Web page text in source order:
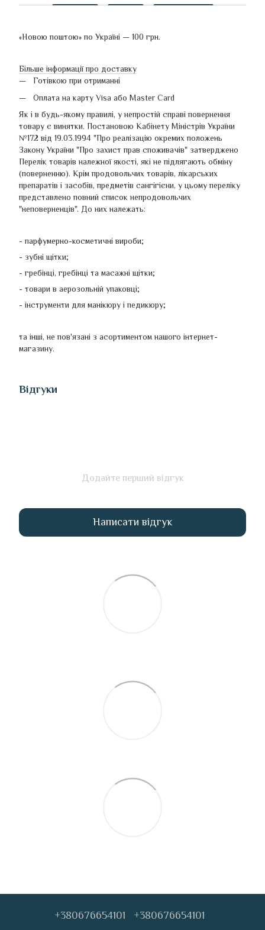
«Новою поштою» по Україні — 100 грн.
Більше інформації про доставку
Готівкою при отриманні
Оплата на карту Visa або Master Card
Як і в будь-якому правилі, у непростій справі повернення
товару є винятки. Постановою Кабінету Міністрів України
№172 від 19.03.1994 "Про реалізацію окремих положень
Закону України "Про захист прав споживачів" затверджено
Перелік товарів належної якості, які не підлягають обміну
(поверненню). Крім продовольчих товарів, лікарських
препаратів і засобів, предметів сангігієни, у цьому переліку
представлено повний список непродовольчих
"неповерненців". До них належать:
- парфумерно-косметичні вироби;
- зубні щітки;
- гребінці, гребінці та масажні щітки;
- товари в аерозольній упаковці;
- інструменти для манікюру і педикюру;
та інші, не пов'язані з асортиментом нашого інтернет-
магазину.
Відгуки
Додайте перший відгук
Написати відгук
+380676654101 +380676654101